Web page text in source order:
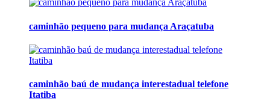
caminhão pequeno para mudança Araçatuba
caminhão baú de mudança interestadual telefone
Itatiba